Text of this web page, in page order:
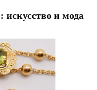
и мода